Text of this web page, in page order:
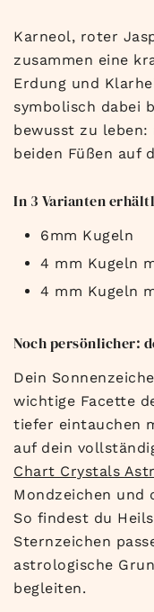
Karneol, roter
zusammen eine
Erdung und
symbolisch dabei
bewusst zu
beiden Füßen auf
In 3 Varianten
6mm Kugeln
4 mm Kugeln
4 mm Kugeln
Noch persönlicher:
Dein
wichtige Facette
tiefer eintauchen
auf dein
Chart Crystals
Mondzeichen und
So findest du
Sternzeichen
astrologische
begleiten.